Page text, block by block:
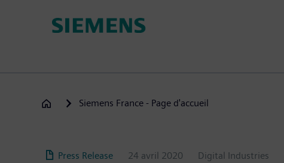
Siemens France - Page d'accueil
Press Release 24 avril 2020 Digital Industries